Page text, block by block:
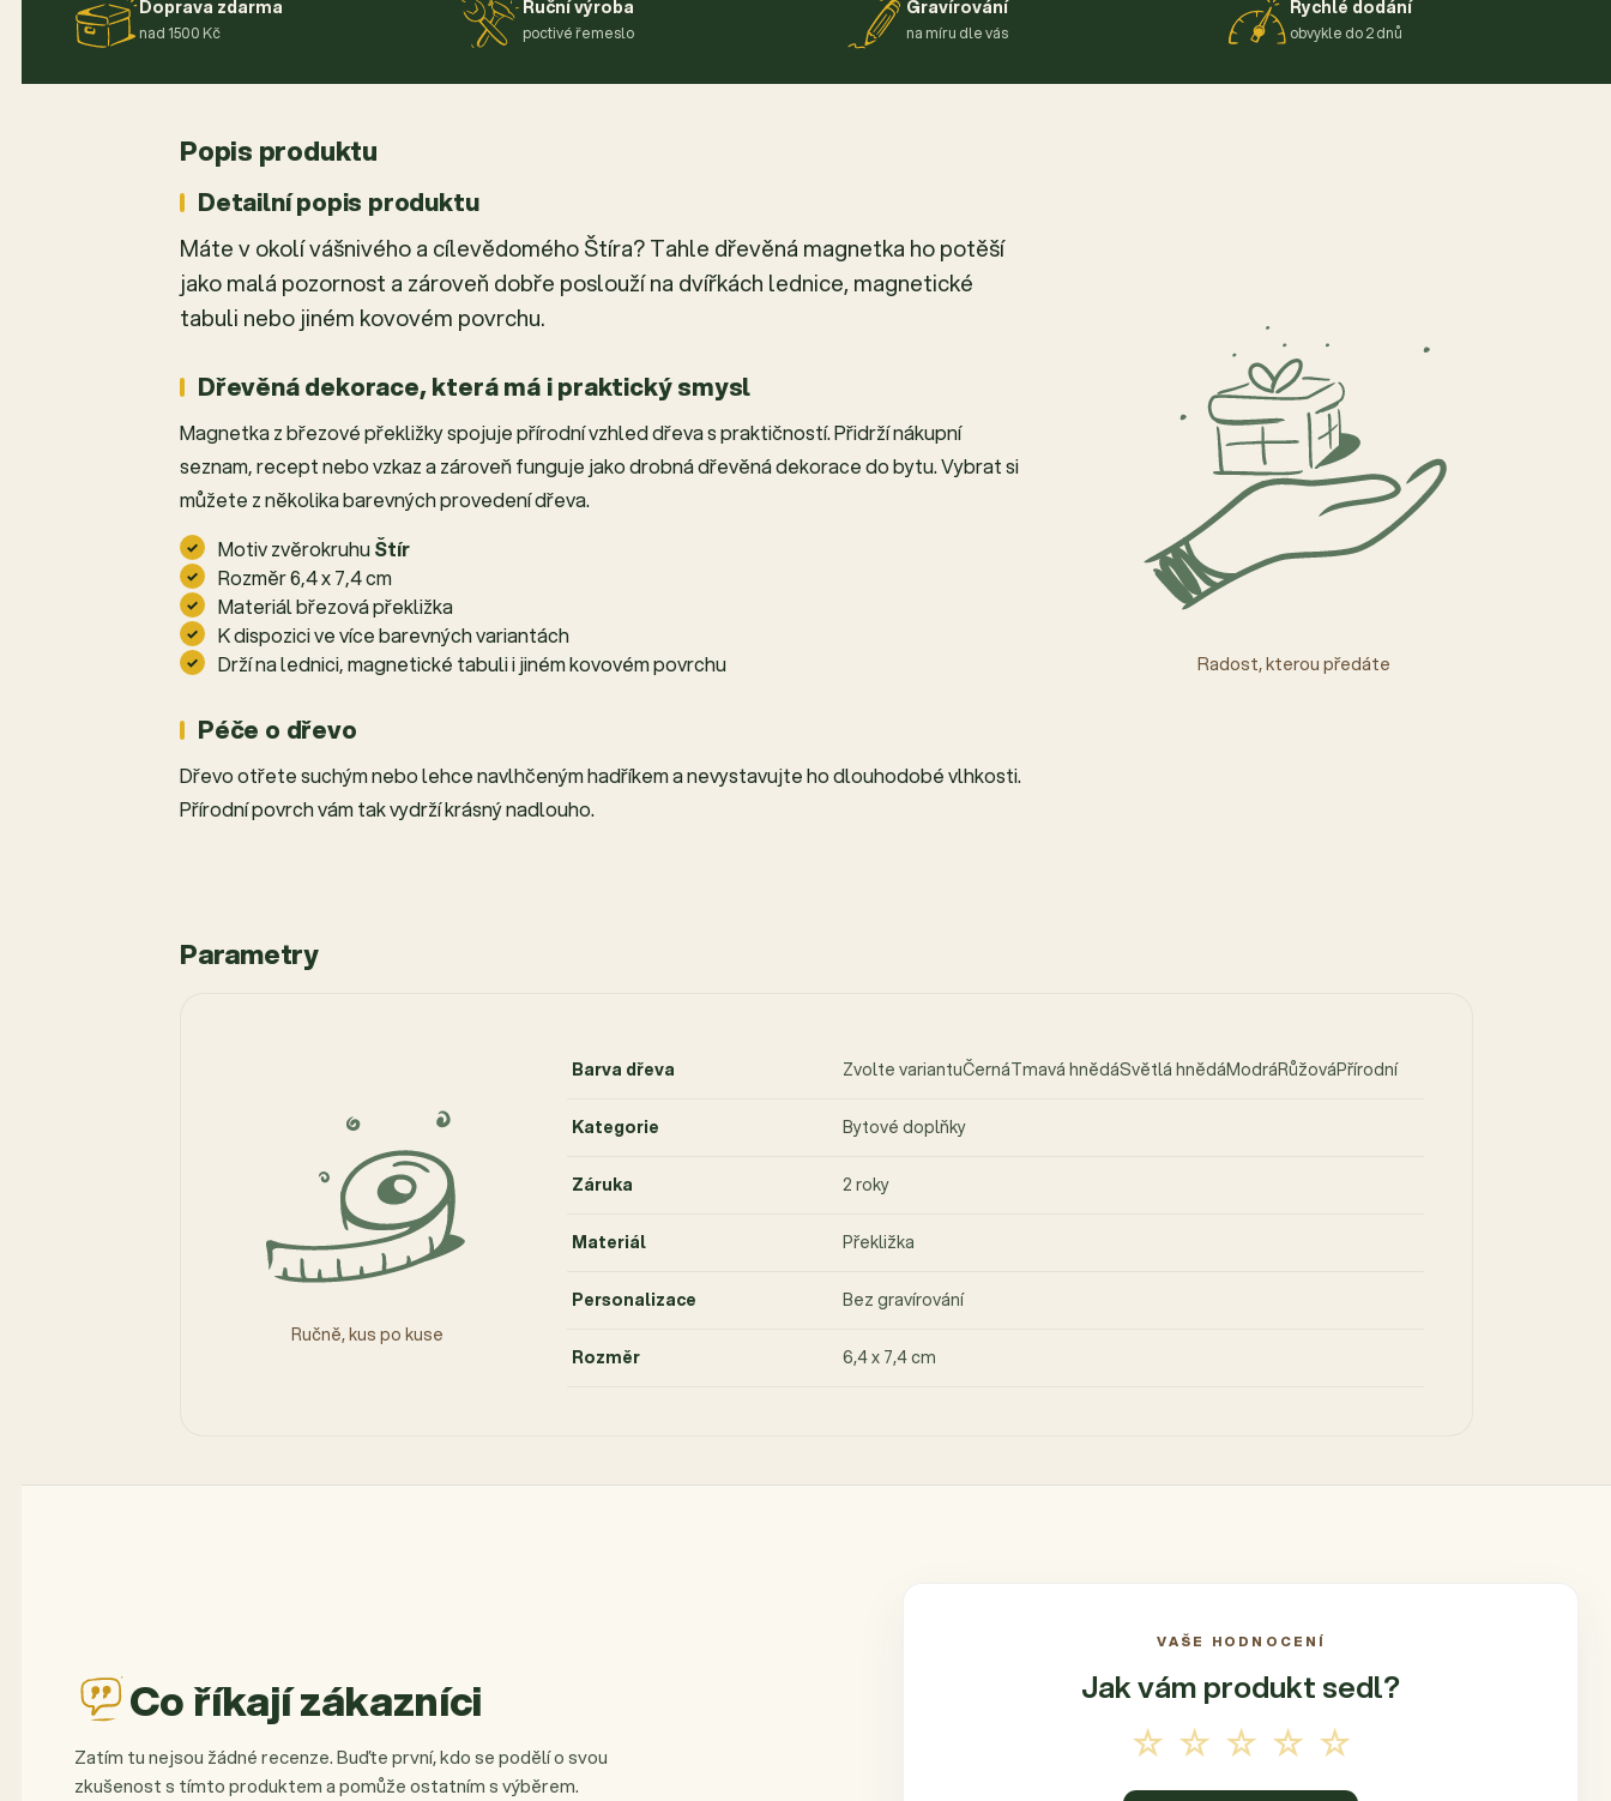
Doprava zdarma
nad 1500 Kč
Ruční výroba
poctivé řemeslo
Gravírování
na míru dle vás
Rychlé dodání
obvykle do 2 dnů
Popis produktu
Detailní popis produktu
Máte v okolí vášnivého a cílevědomého Štíra? Tahle dřevěná magnetka ho potěší
jako malá pozornost a zároveň dobře poslouží na dvířkách lednice, magnetické
tabuli nebo jiném kovovém povrchu.
Dřevěná dekorace, která má i praktický smysl
Magnetka z březové překližky spojuje přírodní vzhled dřeva s praktičností. Přidrží nákupní
seznam, recept nebo vzkaz a zároveň funguje jako drobná dřevěná dekorace do bytu. Vybrat si
můžete z několika barevných provedení dřeva.
Motiv zvěrokruhuŠtír
Rozměr 6,4 x 7,4 cm
Materiál březová překližka
K dispozici ve více barevných variantách
Drží na lednici, magnetické tabuli i jiném kovovém povrchu
Péče o dřevo
Dřevo otřete suchým nebo lehce navlhčeným hadříkem a nevystavujte ho dlouhodobé vlhkosti.
Přírodní povrch vám tak vydrží krásný nadlouho.
Radost, kterou předáte
Parametry
Ručně, kus po kuse
Barva dřeva Zvolte variantuČernáTmavá hnědáSvětlá hnědáModráRůžováPřírodní
Kategorie Bytové doplňky
Záruka 2 roky
Materiál Překližka
Personalizace Bez gravírování
Rozměr 6,4 x 7,4 cm
Co říkají zákazníci
Zatím tu nejsou žádné recenze. Buďte první, kdo se podělí o svou
zkušenost s tímto produktem a pomůže ostatním s výběrem.
VAŠE HODNOCENÍ
Jak vám produktsedl?
☆☆☆☆☆